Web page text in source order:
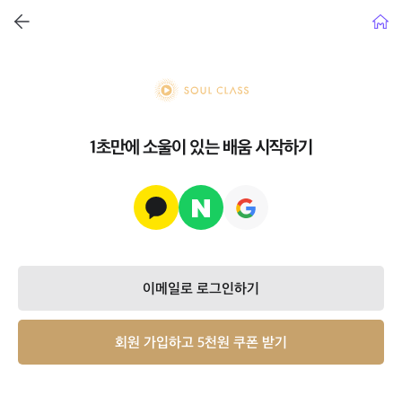
뒤로가기 홈
soul class
1초만에 소울이 있는 배움 시작하기
이메일로 로그인하기
회원 가입하고 5천원 쿠폰 받기